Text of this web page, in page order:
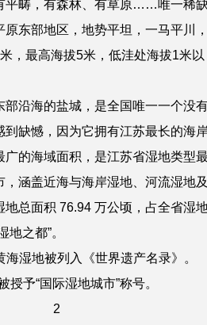
平畴，有森林、有草原……唯一稀
原东部地区，地势平坦，一马平川
，最高海拔5米，低洼处海拔1米以
部沿海的盐城，是全国唯一一个没
到 缺憾，因为它拥有江苏最长的海
广的海域面积，是江苏省湿地类型
，涵盖近海与海岸湿地、河流湿地
总面积 76.94 万公顷，占全省湿
地之都”。
湿地被列入《世界遗产名录》。
授予“国际湿地城市”称号。
2